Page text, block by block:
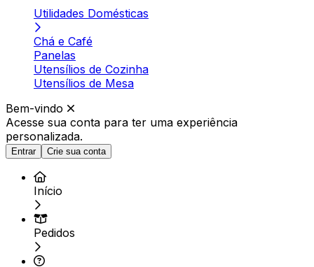
Utilidades Domésticas
Chá e Café
Panelas
Utensílios de Cozinha
Utensílios de Mesa
Bem-vindo
Acesse sua conta para ter uma experiência
personalizada.
Entrar Crie sua conta
Início
Pedidos